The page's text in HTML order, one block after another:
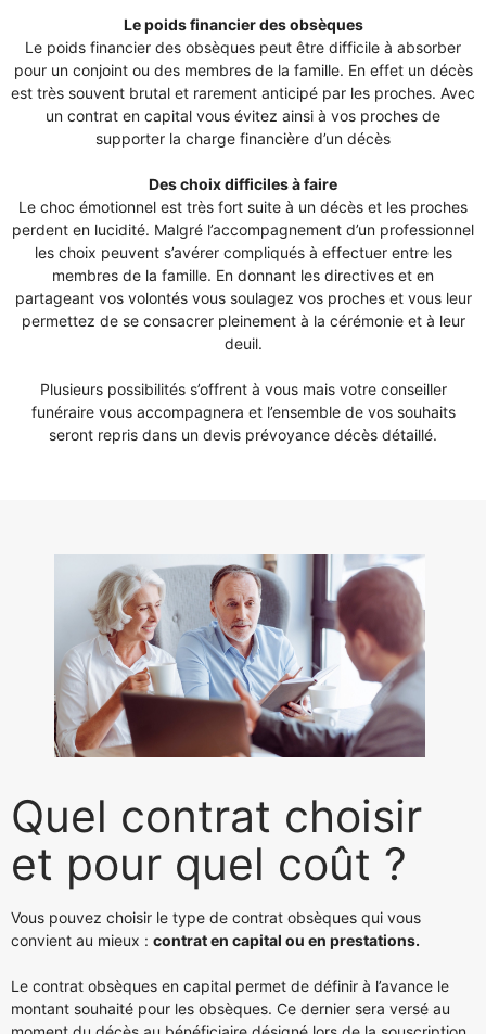
Le poids financier des obsèques
Le poids financier des obsèques peut être difficile à absorber
pour un conjoint ou des membres de la famille. En effet un décès
est très souvent brutal et rarement anticipé par les proches. Avec
un contrat en capital vous évitez ainsi à vos proches de
supporter la charge financière d’un décès
Des choix difficiles à faire
Le choc émotionnel est très fort suite à un décès et les proches
perdent en lucidité. Malgré l’accompagnement d’un professionnel
les choix peuvent s’avérer compliqués à effectuer entre les
membres de la famille. En donnant les directives et en
partageant vos volontés vous soulagez vos proches et vous leur
permettez de se consacrer pleinement à la cérémonie et à leur
deuil.
Plusieurs possibilités s’offrent à vous mais votre conseiller
funéraire vous accompagnera et l’ensemble de vos souhaits
seront repris dans un devis prévoyance décès détaillé.
Quel contrat choisir
et pour quel coût ?
Vous pouvez choisir le type de contrat obsèques qui vous
convient au mieux : contrat en capital ou en prestations.
Le contrat obsèques en capital permet de définir à l’avance le
montant souhaité pour les obsèques. Ce dernier sera versé au